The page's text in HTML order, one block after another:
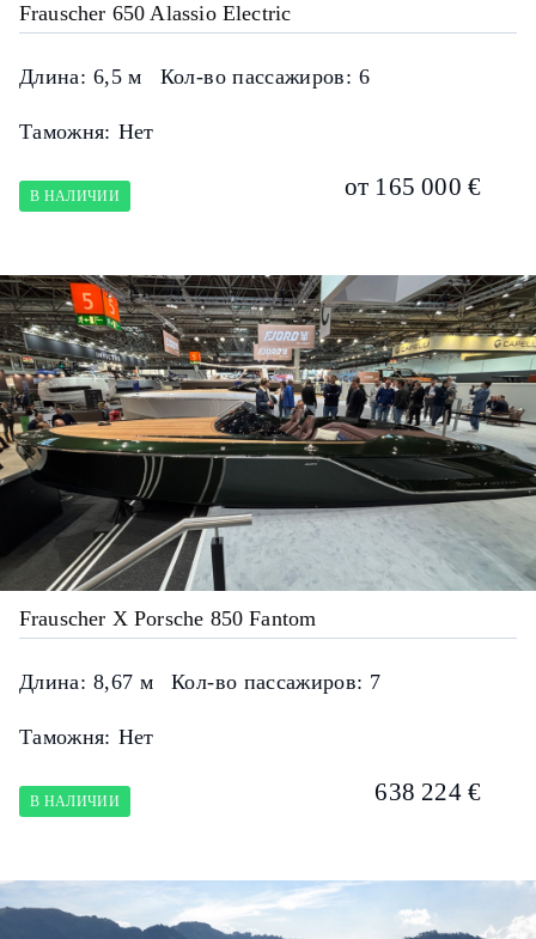
Frauscher 650 Alassio Electric
Длина: 6,5 м Кол-во пассажиров: 6
Таможня: Нет
В НАЛИЧИИ от 165 000 €
Frauscher X Porsche 850 Fantom
Длина: 8,67 м Кол-во пассажиров: 7
Таможня: Нет
В НАЛИЧИИ 638 224 €